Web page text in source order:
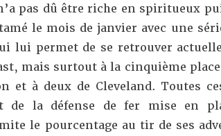
pas dû être riche en spiritueux
le mois de janvier avec une
lui permet de se retrouver
mais surtout à la cinquième place
et à deux de Cleveland. Toutes
de la défense de fer mise en
le pourcentage au tir de ses